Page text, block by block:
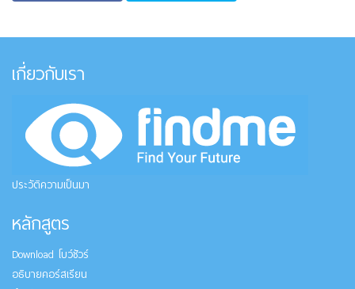
เกี่ยวกับเรา
ประวัติความเป็นมา
หลักสูตร
Download โบว์ชัวร์
อธิบายคอร์สเรียน